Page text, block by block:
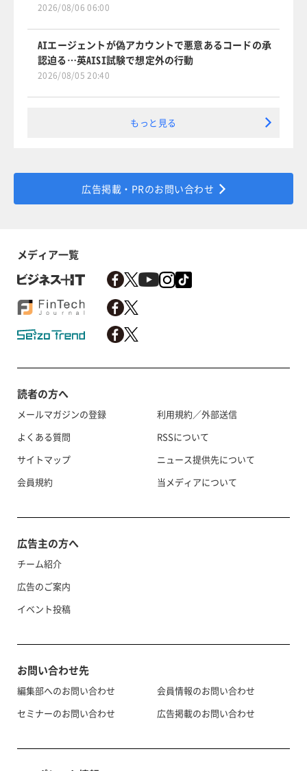
2026/08/06 06:00
AIエージェントが偽アカウントで悪意あるコードの承
認迫る…英AISI試験で想定外の行動
2026/08/05 20:40
もっと見る
広告掲載・PRのお問い合わせ
メディア一覧
読者の方へ
メールマガジンの登録
よくある質問
サイトマップ
会員規約
利用規約／外部送信
RSSについて
ニュース提供先について
当メディアについて
広告主の方へ
チーム紹介
広告のご案内
イベント投稿
お問い合わせ先
編集部へのお問い合わせ
セミナーのお問い合わせ
会員情報のお問い合わせ
広告掲載のお問い合わせ